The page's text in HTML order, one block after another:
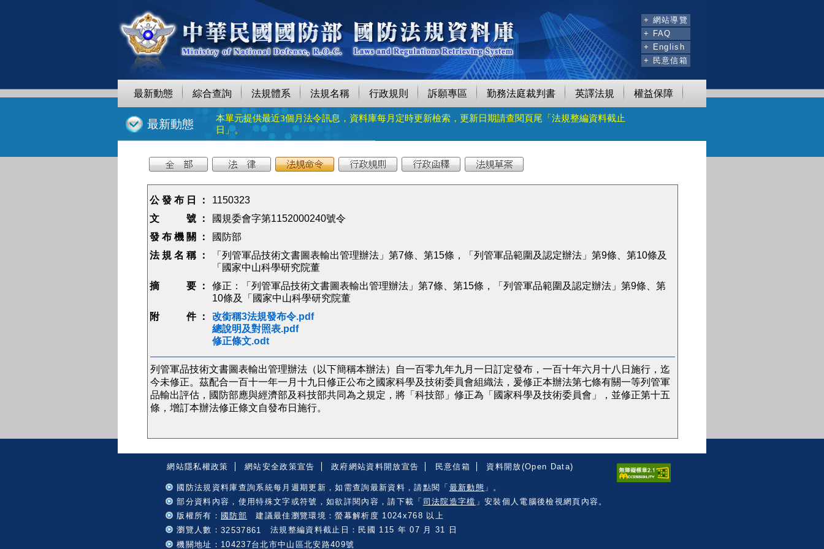
+ 網站導覽
+ FAQ
+ English
+ 民意信箱
最新動態 綜合查詢 法規體系 法規名稱 行政規則 訴願專區 勤務法庭裁判書 英譯法規 權益保障
最新動態
本單元提供最近3個月法令訊息，資料庫每月定時更新檢索，更新日期請查閱頁尾「法規整編資料截止
日」。
公 發 布 日 ：
1150323
文 號 ：
國規委會字第1152000240號令
發 布 機 關 ：
國防部
法 規 名 稱 ：
「列管軍品技術文書圖表輸出管理辦法」第7條、第15條，「列管軍品範圍及認定辦法」第9條、第10條及
「國家中山科學研究院董
摘 要 ：
修正：「列管軍品技術文書圖表輸出管理辦法」第7條、第15條，「列管軍品範圍及認定辦法」第9條、第
10條及「國家中山科學研究院董
附 件 ：
改銜稱3法規發布令.pdf
總說明及對照表.pdf
修正條文.odt
列管軍品技術文書圖表輸出管理辦法（以下簡稱本辦法）自一百零九年九月一日訂定發布，一百十年六月十八日施行，迄
今未修正。茲配合一百十一年一月十九日修正公布之國家科學及技術委員會組織法，爰修正本辦法第七條有關一等列管軍
品輸出評估，國防部應與經濟部及科技部共同為之規定，將「科技部」修正為「國家科學及技術委員會」，並修正第十五
條，增訂本辦法修正條文自發布日施行。
網站隱私權政策 網站安全政策宣告 政府網站資料開放宣告 民意信箱 資料開放(Open Data)
國防法規資料庫查詢系統每月週期更新，如需查詢最新資料，請點閱「 最新動態 」。
部分資料內容，使用特殊文字或符號，如欲詳閱內容，請下載「 司法院造字檔 」安裝個人電腦後檢視網頁內容。
版權所有： 國防部 建議最佳瀏覽環境：螢幕解析度 1024x768 以上
瀏覽人數：32537861
法規整編資料截止日：民國 115 年 07 月 31 日
機關地址：104237台北市中山區北安路409號